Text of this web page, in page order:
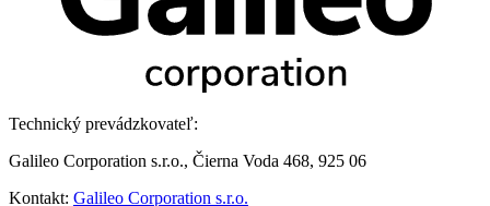
Technický prevádzkovateľ:
Galileo Corporation s.r.o., Čierna Voda 468, 925 06
Kontakt: Galileo Corporation s.r.o.